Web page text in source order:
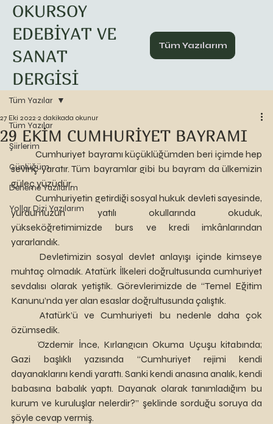
Tüm Yazılarım
OKURSOY
EDEBİYAT VE
SANAT
DERGİSİ
Tüm Yazılar
Şiirlerim
Günlüğüm
Deneme Yazılarım
Yollar Dizi Yazılarım
Tüm Yazılar
29 EKİM CUMHURİYET BAYRAMI
27 Eki 2022 2 dakikada okunur
	Cumhuriyet bayramı küçüklüğümden beri içimde hep
sevinç yaratır. Tüm bayramlar gibi bu bayram da ülkemizin
güleç yüzüdür.
	Cumhuriyetin getirdiği sosyal hukuk devleti sayesinde,
yurdumuzun yatılı okullarında okuduk,
yükseköğretimimizde burs ve kredi imkânlarından
yararlandık.
muhtaç olmadık. Atatürk İlkeleri doğrultusunda cumhuriyet
sevdalısı olarak yetiştik. Görevlerimizde de “Temel Eğitim
Kanunu’nda yer alan esaslar doğrultusunda çalıştık.
	Atatürk’ü ve Cumhuriyeti bu nedenle daha çok
özümsedik.
	Özdemir İnce, Kırlangıcın Okuma Uçuşu kitabında;
Gazi başlıklı yazısında “Cumhuriyet rejimi kendi
dayanaklarını kendi yarattı. Sanki kendi anasına analık, kendi
babasına babalık yaptı. Dayanak olarak tanımladığım bu
kurum ve kuruluşlar nelerdir?” şeklinde sorduğu soruya da
şöyle cevap vermiş.